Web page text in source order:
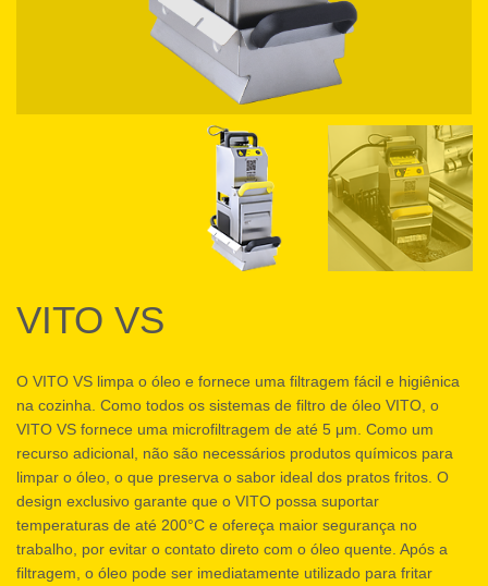
VITO VS
O VITO VS limpa o óleo e fornece uma filtragem fácil e higiênica
na cozinha. Como todos os sistemas de filtro de óleo VITO, o
VITO VS fornece uma microfiltragem de até 5 μm. Como um
recurso adicional, não são necessários produtos químicos para
limpar o óleo, o que preserva o sabor ideal dos pratos fritos. O
design exclusivo garante que o VITO possa suportar
temperaturas de até 200°C e ofereça maior segurança no
trabalho, por evitar o contato direto com o óleo quente. Após a
filtragem, o óleo pode ser imediatamente utilizado para fritar